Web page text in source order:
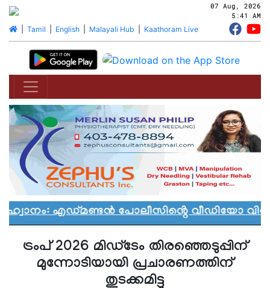
07 Aug, 2026
5:41 AM
| Tamil English| Malayali Hub Kaathoram Live
എഡ്മണ്ടൻ പോലീസിൻ്റെ വീഡിയോ
ട്രംപ് 2026 മിഡ്ടേം തിരഞ്ഞെടുപ്പിന്
മുന്നോടിയായി പ്രചാരണത്തിന്
തുടക്കമിട്ടു